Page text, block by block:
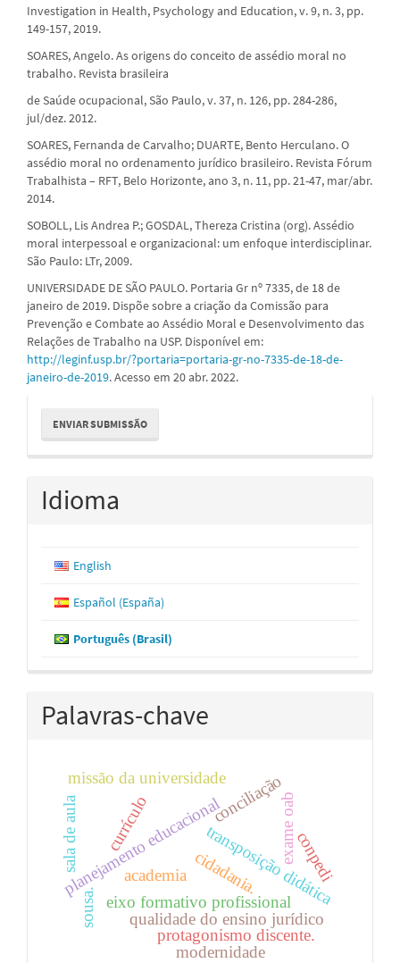
Investigation in Health, Psychology and Education, v. 9, n. 3, pp.
149-157, 2019.
SOARES, Angelo. As origens do conceito de assédio moral no
trabalho. Revista brasileira
de Saúde ocupacional, São Paulo, v. 37, n. 126, pp. 284-286,
jul/dez. 2012.
SOARES, Fernanda de Carvalho; DUARTE, Bento Herculano. O
assédio moral no ordenamento jurídico brasileiro. Revista Fórum
Trabalhista – RFT, Belo Horizonte, ano 3, n. 11, pp. 21-47, mar/abr.
2014.
SOBOLL, Lis Andrea P.; GOSDAL, Thereza Cristina (org). Assédio
moral interpessoal e organizacional: um enfoque interdisciplinar.
São Paulo: LTr, 2009.
UNIVERSIDADE DE SÃO PAULO. Portaria Gr nº 7335, de 18 de
janeiro de 2019. Dispõe sobre a criação da Comissão para
Prevenção e Combate ao Assédio Moral e Desenvolvimento das
Relações de Trabalho na USP. Disponível em:
http://leginf.usp.br/?portaria=portaria-gr-no-7335-de-18-de-
janeiro-de-2019. Acesso em 20 abr. 2022.
Enviar
Submissão
ENVIAR SUBMISSÃO
Idioma
English
Español (España)
Português (Brasil)
Palavras-chave
academia
eixo formativo profissional
planejamento educacionaltransposição didática
exame oab
qualidade do ensino jurídico
missão da universidade
sousa.
currículo
cidadania.
protagonismo discente.
sala de aula conciliação
modernidade
conpedi